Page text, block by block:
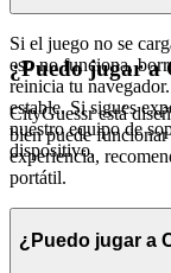
Si el juego no se
eso no funciona,
reinicia tu
estable. Si sigues
nuestro equipo de
dispositivo.
¿Puedo jugar a
CityGuessr está
bien puede
experiencia,
portátil.
¿Puedo jugar a